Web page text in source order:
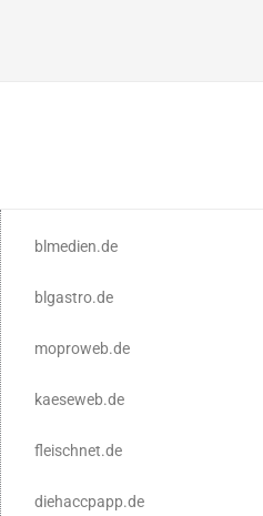
blmedien.de
blgastro.de
moproweb.de
kaeseweb.de
fleischnet.de
diehaccpapp.de